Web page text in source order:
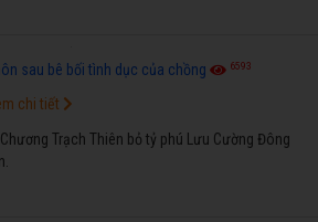
sau bê bối tình dục của chồng 6593
Trạch Thiên bỏ tỷ phú Lưu Cường Đông
chi tiết